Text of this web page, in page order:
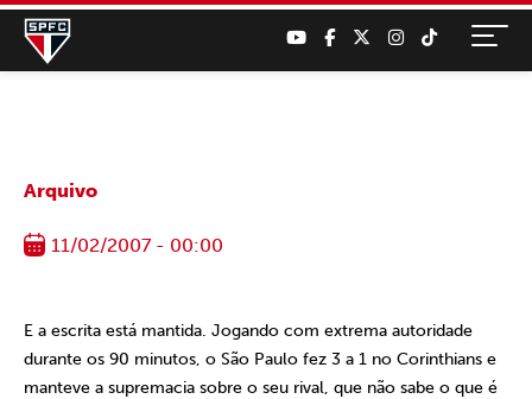
Arquivo
11/02/2007 - 00:00
E a escrita está mantida. Jogando com extrema autoridade
durante os 90 minutos, o São Paulo fez 3 a 1 no Corinthians e
manteve a supremacia sobre o seu rival, que não sabe o que é